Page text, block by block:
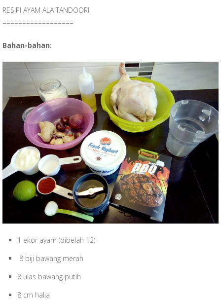
RESIPI AYAM ALA TANDOORI
==================
Bahan-bahan:
1 ekor ayam (dibelah 12)
8 biji bawang merah
8 ulas bawang putih
8 cm halia